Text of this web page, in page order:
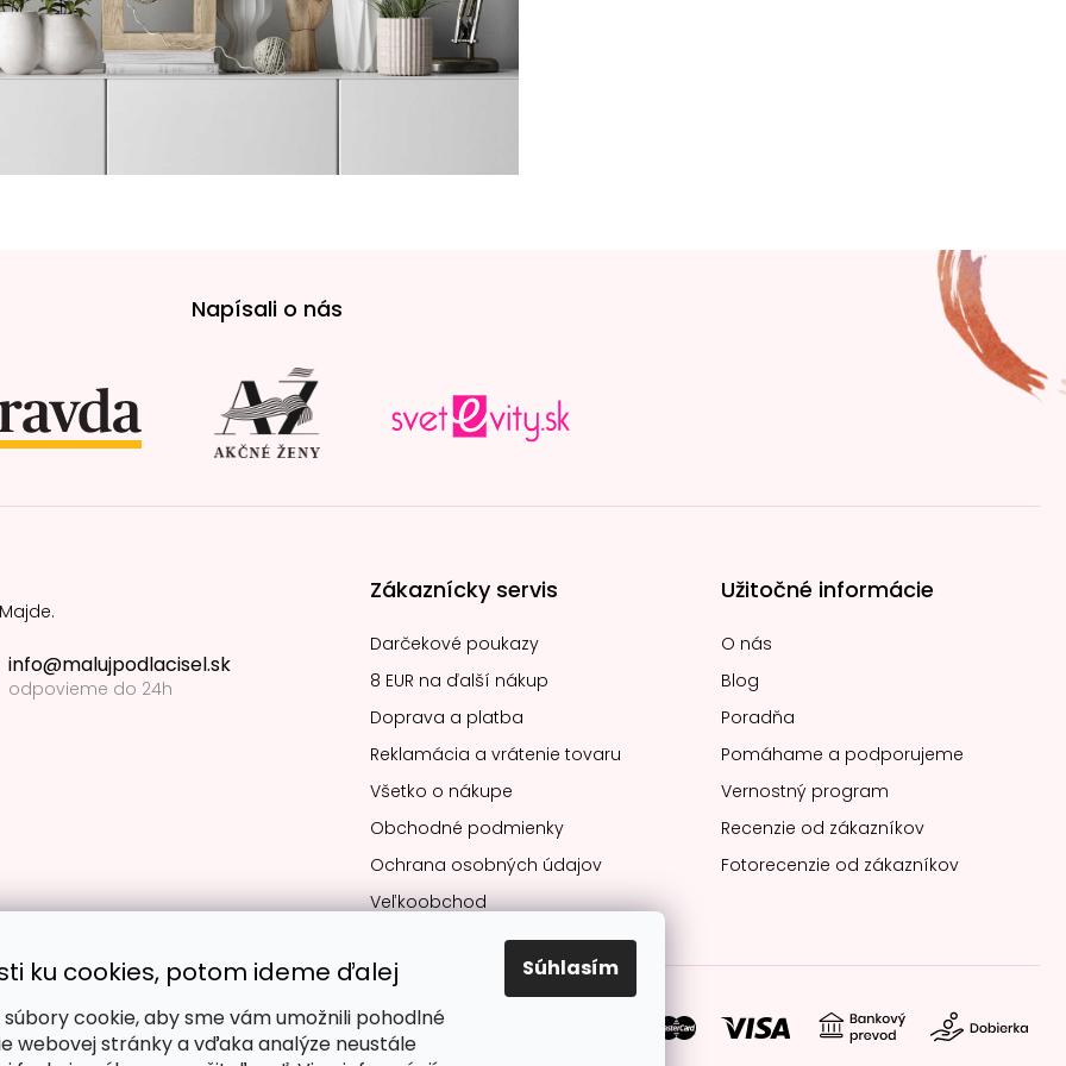
ku cookies, potom ideme ďalej
cookie, aby sme vám umožnili pohodlné
webovej stránky a vďaka analýze neustále
Súhlasím
Napísali o nás
info@malujpodlacisel.sk
odpovieme do 24h
Zákaznícky servis
Darčekové poukazy
8 EUR na ďalší nákup
Doprava a platba
Reklamácia a vrátenie tovaru
Všetko o nákupe
Obchodné podmienky
Ochrana osobných údajov
Veľkoobchod
Užitočné informácie
O nás
Blog
Poradňa
Pomáhame a podporujeme
Vernostný program
Recenzie od zákazníkov
Fotorecenzie od zákazníkov
Obľúbené spôsoby platby: